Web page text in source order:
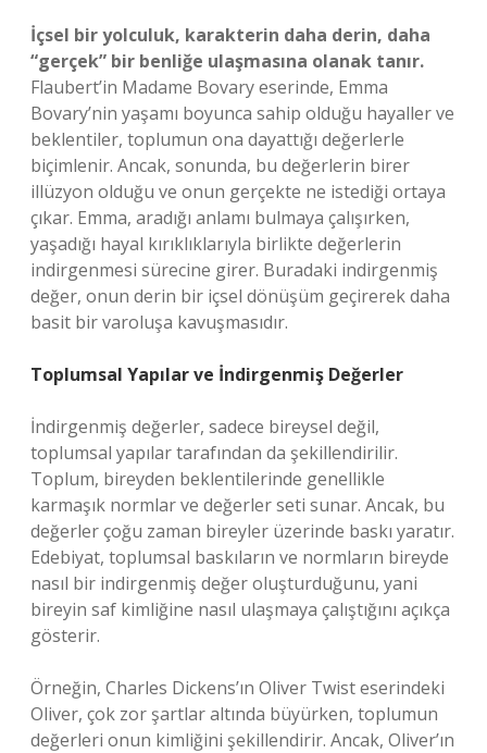
İçsel bir yolculuk, karakterin daha derin, daha
“gerçek” bir benliğe ulaşmasına olanak tanır.
Flaubert’in Madame Bovary eserinde, Emma
Bovary’nin yaşamı boyunca sahip olduğu hayaller ve
beklentiler, toplumun ona dayattığı değerlerle
biçimlenir. Ancak, sonunda, bu değerlerin birer
illüzyon olduğu ve onun gerçekte ne istediği ortaya
çıkar. Emma, aradığı anlamı bulmaya çalışırken,
yaşadığı hayal kırıklıklarıyla birlikte değerlerin
indirgenmesi sürecine girer. Buradaki indirgenmiş
değer, onun derin bir içsel dönüşüm geçirerek daha
basit bir varoluşa kavuşmasıdır.
Toplumsal Yapılar ve İndirgenmiş Değerler
İndirgenmiş değerler, sadece bireysel değil,
toplumsal yapılar tarafından da şekillendirilir.
Toplum, bireyden beklentilerinde genellikle
karmaşık normlar ve değerler seti sunar. Ancak, bu
değerler çoğu zaman bireyler üzerinde baskı yaratır.
Edebiyat, toplumsal baskıların ve normların bireyde
nasıl bir indirgenmiş değer oluşturduğunu, yani
bireyin saf kimliğine nasıl ulaşmaya çalıştığını açıkça
gösterir.
Örneğin, Charles Dickens’ın Oliver Twist eserindeki
Oliver, çok zor şartlar altında büyürken, toplumun
değerleri onun kimliğini şekillendirir. Ancak, Oliver’ın